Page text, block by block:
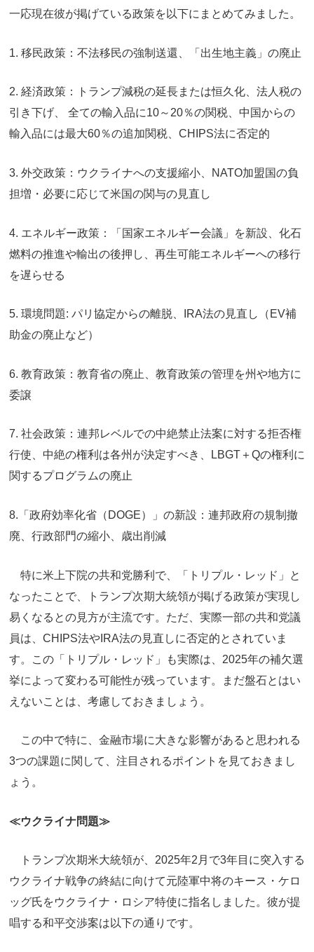
一応現在彼が掲げている政策を以下にまとめてみました。
1. 移民政策：不法移民の強制送還、「出生地主義」の廃止
2. 経済政策：トランプ減税の延長または恒久化、法人税の
引き下げ、 全ての輸入品に10～20％の関税、中国からの
輸入品には最大60％の追加関税、CHIPS法に否定的
3. 外交政策：ウクライナへの支援縮小、NATO加盟国の負
担増・必要に応じて米国の関与の見直し
4. エネルギー政策：「国家エネルギー会議」を新設、化石
燃料の推進や輸出の後押し、再生可能エネルギーへの移行
を遅らせる
5. 環境問題: パリ協定からの離脱、IRA法の見直し（EV補
助金の廃止など）
6. 教育政策：教育省の廃止、教育政策の管理を州や地方に
委譲
7. 社会政策：連邦レベルでの中絶禁止法案に対する拒否権
行使、中絶の権利は各州が決定すべき、LBGT＋Qの権利に
関するプログラムの廃止
8.「政府効率化省（DOGE）」の新設：連邦政府の規制撤
廃、行政部門の縮小、歳出削減
特に米上下院の共和党勝利で、「トリプル・レッド」と
なったことで、トランプ次期大統領が掲げる政策が実現し
易くなるとの見方が主流です。ただ、実際一部の共和党議
員は、CHIPS法やIRA法の見直しに否定的とされていま
す。この「トリプル・レッド」も実際は、2025年の補欠選
挙によって変わる可能性が残っています。まだ盤石とはい
えないことは、考慮しておきましょう。
この中で特に、金融市場に大きな影響があると思われる
3つの課題に関して、注目されるポイントを見ておきまし
ょう。
≪ウクライナ問題≫
トランプ次期米大統領が、2025年2月で3年目に突入する
ウクライナ戦争の終結に向けて元陸軍中将のキース・ケロ
ッグ氏をウクライナ・ロシア特使に指名しました。彼が提
唱する和平交渉案は以下の通りです。